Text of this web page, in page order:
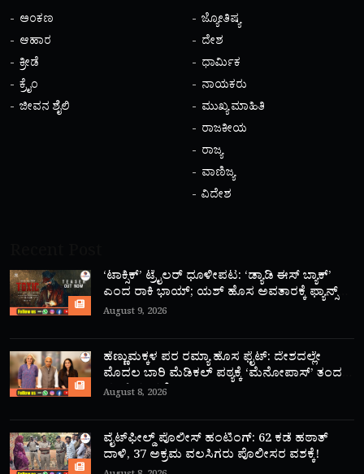
ಅಂಕಣ
ಆಹಾರ
ಕ್ರೀಡೆ
ಕ್ರೈಂ
ಜೀವನ ಶೈಲಿ
ಜ್ಯೋತಿಷ್ಯ
ದೇಶ
ಧಾರ್ಮಿಕ
ನಾಯಕರು
ಮುಖ್ಯ ಮಾಹಿತಿ
ರಾಜಕೀಯ
ರಾಜ್ಯ
ವಾಣಿಜ್ಯ
ವಿದೇಶ
‘ಟಾಕ್ಸಿಕ್’ ಟ್ರೈಲರ್ ಧೂಳೀಪಟ: ‘ಡ್ಯಾಡಿ ಈಸ್ ಬ್ಯಾಕ್’
ಎಂದ ರಾಕಿ ಭಾಯ್; ಯಶ್ ಹೊಸ ಅವತಾರಕ್ಕೆ ಫ್ಯಾನ್ಸ್
ಫಿದಾ!
August 9, 2026
ಹೆಣ್ಣುಮಕ್ಕಳ ಪರ ರಮ್ಯಾ ಹೊಸ ಫೈಟ್: ದೇಶದಲ್ಲೇ
ಮೊದಲ ಬಾರಿ ಮೆಡಿಕಲ್ ಪಠ್ಯಕ್ಕೆ ‘ಮೆನೋಪಾಸ್’ ತಂದ
ಮಾಜಿ ಸಂಸದೆ!
August 8, 2026
ವೈಟ್‌ಫೀಲ್ಡ್ ಪೊಲೀಸ್ ಹಂಟಿಂಗ್: 62 ಕಡೆ ಹಠಾತ್
ದಾಳಿ, 37 ಅಕ್ರಮ ವಲಸಿಗರು ಪೊಲೀಸರ ವಶಕ್ಕೆ!